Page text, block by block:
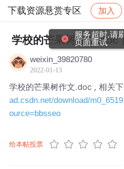
下载资源悬赏专区 加入
社区 下载资源悬赏专区
学校的芒果树作文.doc
weixin_39820780
2022-01-13
学校的芒果树作文.doc , 相关下
ad.csdn.net/download/
ource=bbsseo
给本帖投票
服务超时,请
页面重试